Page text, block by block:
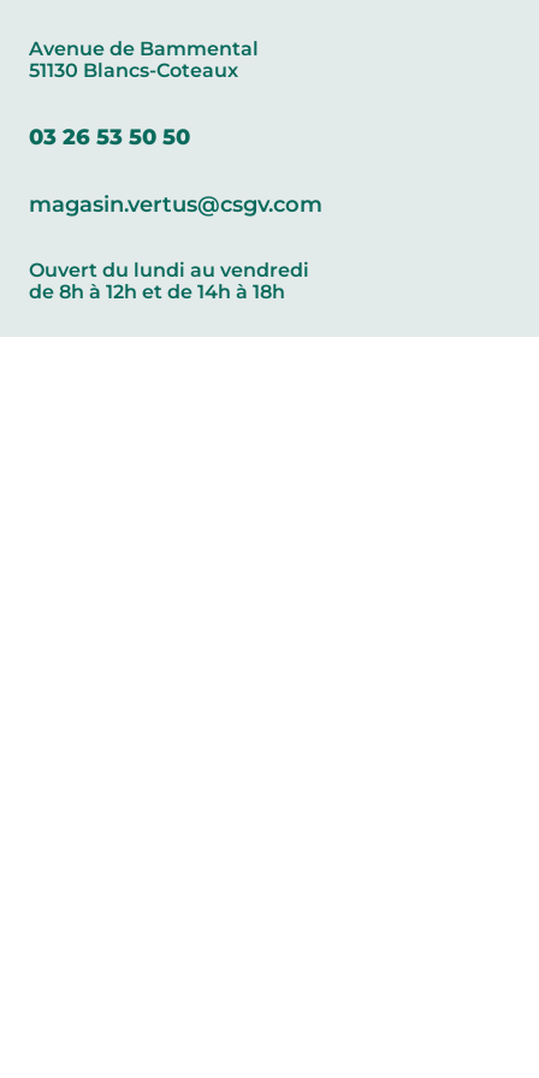
Avenue de Bammental
51130 Blancs-Coteaux
03 26 53 50 50
magasin.vertus@csgv.com
Ouvert du lundi au vendredi
de 8h à 12h et de 14h à 18h